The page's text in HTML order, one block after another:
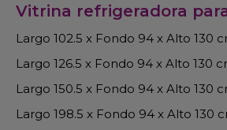
Vitrina refrigeradora
Largo 102.5 x Fondo 94 x Alto 130
Largo 126.5 x Fondo 94 x Alto 130
Largo 150.5 x Fondo 94 x Alto 130
Largo 198.5 x Fondo 94 x Alto 130